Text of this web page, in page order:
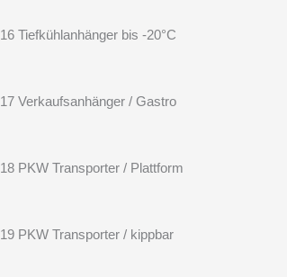
16 Tiefkühlanhänger bis -20°C
17 Verkaufsanhänger / Gastro
18 PKW Transporter / Plattform
19 PKW Transporter / kippbar